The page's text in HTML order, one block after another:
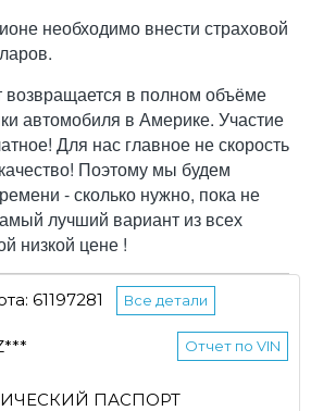
необходимо внести страховой
возвращается в полном объёме
автомобиля в Америке. Участие
Для нас главное не скорость
Поэтому мы будем
- сколько нужно, пока не
лучший вариант из всех
низкой цене !
61197281 Все детали
Отчет по VIN
ПАСПОРТ